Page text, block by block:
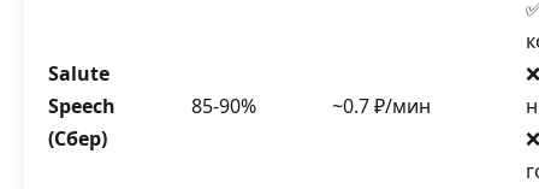
Salute
Speech
(Сбер)
85-90% ~0.7 ₽/мин